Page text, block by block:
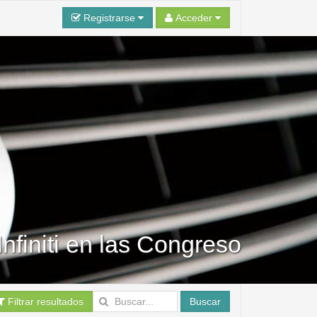
Registrarse Acceder
en las Congreso
Filtrar resultados Buscar